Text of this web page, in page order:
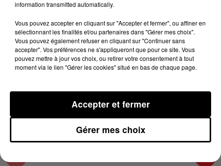
100% Radio l'agenda du sud Tarn
18 mai 2025 - 1 min 14 sec
L'AGENDA DU SUD TARN DU 18/05/2025 À
07H42
L'AGENDA DU SUD TARN
information transmitted automatically.
Vous pouvez accepter en cliquant sur "Accepter et fermer", ou affiner en
sélectionnant les finalités et/ou partenaires dans "Gérer mes choix".
Vous pouvez également refuser en cliquant sur "Continuer sans
accepter". Vos préférences ne s'appliqueront que pour ce site. Vous
pouvez mettre à jour vos choix, ou retirer votre consentement à tout
moment via le lien "Gérer les cookies" situé en bas de chaque page.
Gérer mes choix
Accepter et fermer